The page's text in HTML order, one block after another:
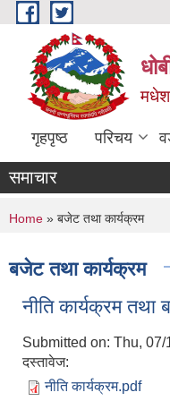
Skip to main content
गृहपृष्ठ परिचय
समाचार
You are here
Home » बजेट तथा कार्यक्रम
बजेट तथा कार्यक्रम
नीति कार्यक्रम तथा
Submitted on: Thu, 07/
दस्तावेज:
नीति कार्यक्रम.pdf